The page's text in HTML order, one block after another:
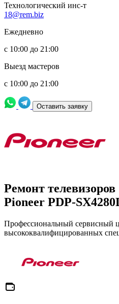
Технологический инс-т
18@rem.biz
Ежедневно
с 10:00 до 21:00
Выезд мастеров
с 10:00 до 21:00
Оставить заявку
Ремонт телевизоров
Pioneer PDP-
Профессиональный сервисный
высококвалифицированных